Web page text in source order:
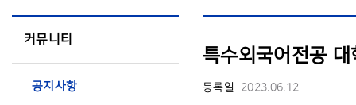
커뮤니티
공지사항
특수외국어전공
등록일 2023.06.12